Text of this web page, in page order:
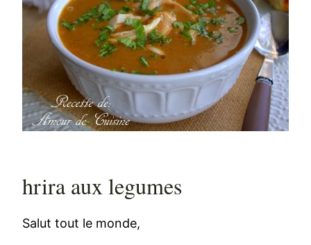
hrira aux legumes
Salut tout le monde,